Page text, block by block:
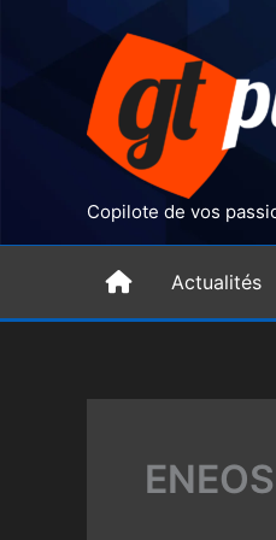
Copilote de vos
H Actualités